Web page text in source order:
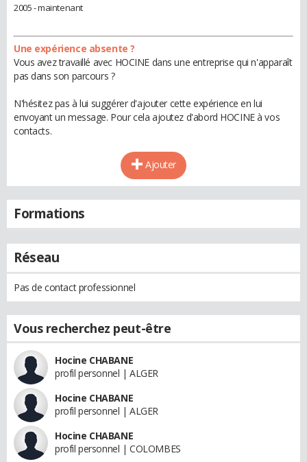
2005 - maintenant
Une expérience absente ?
Vous avez travaillé avec HOCINE dans une entreprise qui n'apparaît
pas dans son parcours ?
N'hésitez pas à lui suggérer d'ajouter cette expérience en lui
envoyant un message. Pour cela ajoutez d'abord HOCINE à vos
contacts.
Ajouter
Formations
Réseau
Pas de contact professionnel
Vous recherchez peut-être
Hocine CHABANE
profil personnel | ALGER
Hocine CHABANE
profil personnel | ALGER
Hocine CHABANE
profil personnel | COLOMBES